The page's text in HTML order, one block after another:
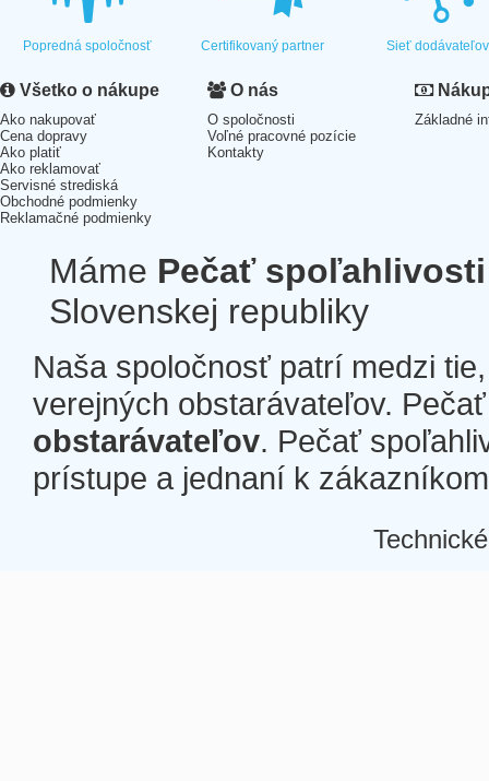
Popredná spoločnosť Certifikovaný partner Sieť dodávateľov
Všetko o nákupe
Ako nakupovať
Cena dopravy
Ako platiť
Ako reklamovať
Servisné strediská
Obchodné podmienky
Reklamačné podmienky
O nás
O spoločnosti
Voľné pracovné pozície
Kontakty
Základné
Máme Pečať spoľahlivosti
Slovenskej republiky
Naša spoločnosť patrí medzi
verejných obstarávateľov.
obstarávateľov. Pečať
prístupe a jednaní k